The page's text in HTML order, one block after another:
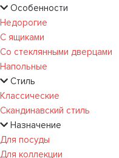
Особенности
Недорогие
С ящиками
Со стеклянными дверцами
Напольные
Стиль
Классические
Скандинавский стиль
Назначение
Для посуды
Для коллекции